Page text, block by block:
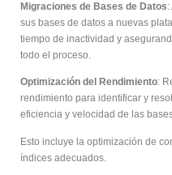
Migraciones de Bases de Datos
sus bases de datos a nuevas
tiempo de inactividad y
todo el proceso.
Optimización del Rendimiento:
rendimiento para identificar y
eficiencia y velocidad de las
Esto incluye la optimización de
índices adecuados.